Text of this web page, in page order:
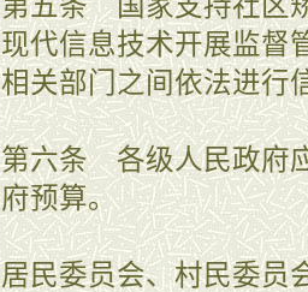
现代信息技术开展监督
相关部门之间依法进行
第六条 各级人民政府
府预算。
居民委员会、村民委员